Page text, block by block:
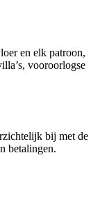
en elk patroon,
vooroorlogse
bij met de
betalingen.